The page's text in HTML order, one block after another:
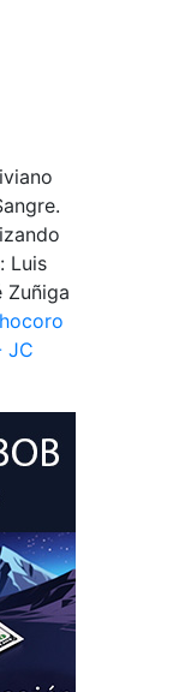
Luis
Zuñiga
JC